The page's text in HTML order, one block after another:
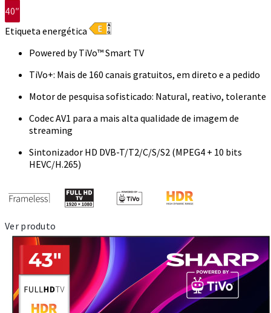
40″
Etiqueta energética
Powered by TiVo™ Smart TV
TiVo+: Mais de 160 canais gratuitos, em direto e a pedido
Motor de pesquisa sofisticado: Natural, reativo, tolerante
Codec AV1 para a mais alta qualidade de imagem de
streaming
Sintonizador HD DVB-T/T2/C/S/S2 (MPEG4 + 10 bits
HEVC/H.265)
Ver produto